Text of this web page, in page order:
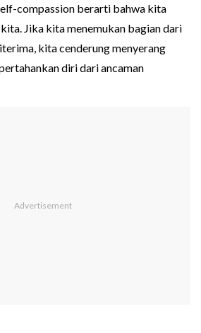
compassion berarti bahwa kita
Jika kita menemukan bagian dari
kita cenderung menyerang
diri dari ancaman